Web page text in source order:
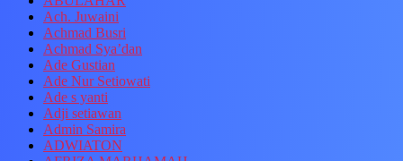
Ach. Juwaini
Achmad Busri
Achmad Sya’dan
Ade Gustian
Ade Nur Setiowati
Ade s yanti
Adji setiawan
Admin Samira
ADWIATON